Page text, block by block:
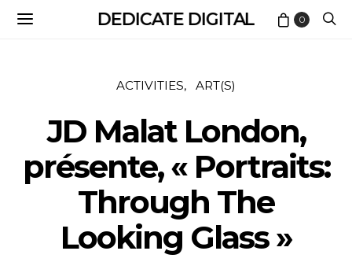
DEDICATE DIGITAL 0
ACTIVITIES ART(S)
JD Malat London,
présente, « Portraits:
Through The
Looking Glass »